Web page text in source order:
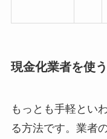
現金化業者を使
もっとも手軽とい
る方法です。業者